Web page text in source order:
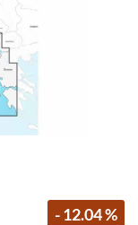
- 12.04 %